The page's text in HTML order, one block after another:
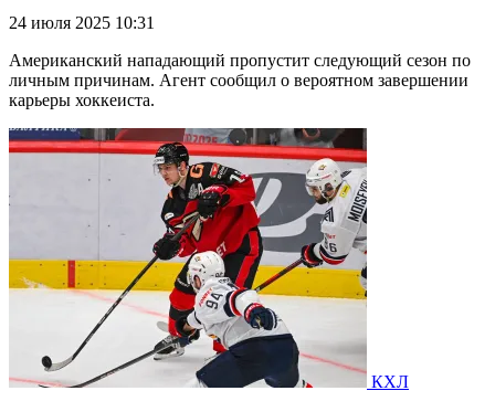
24 июля 2025 10:31
Американский нападающий пропустит следующий сезон по
личным причинам. Агент сообщил о вероятном завершении
карьеры хоккеиста.
КХЛ